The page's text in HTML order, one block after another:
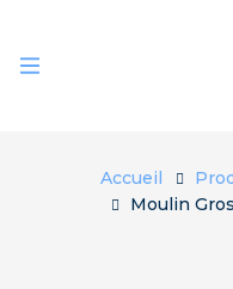
Accueil
Moulin